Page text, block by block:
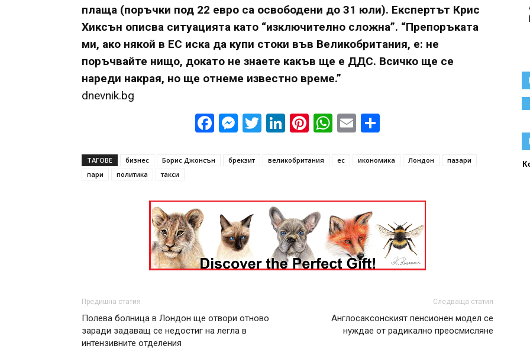
плаща (поръчки под 22 евро са освободени до 31 юли). Експертът Крис
Хиксън описва ситуацията като “изключително сложна”. “Препоръката
ми, ако някой в ЕС иска да купи стоки във Великобритания, е: не
поръчвайте нищо, докато не знаете какъв ще е ДДС. Всичко ще се
нареди накрая, но ще отнеме известно време.”
dnevnik.bg
Facebook
Messenger
Twitter
LinkedIn
Pinterest
WhatsApp
Email
ТАГОВЕ бизнес Борис Джонсън брекзит великобритания ес икономика Лондон
пазари
пари
политика такси
Предишна статия
Полева болница в Лондон ще отвори отново
заради задаващ се недостиг на легла в
интензивните отделения
Следваща статия
Англосаксонският пенсионен модел се
нуждае от радикално преосмисляне